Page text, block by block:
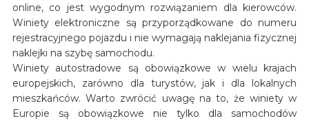
online, co jest wygodnym rozwiązaniem dla kierowców.
Winiety elektroniczne są przyporządkowane do numeru
rejestracyjnego pojazdu i nie wymagają naklejania fizycznej
naklejki na szybę samochodu.
Winiety autostradowe są obowiązkowe w wielu krajach
europejskich, zarówno dla turystów, jak i dla lokalnych
mieszkańców. Warto zwrócić uwagę na to, że winiety w
Europie są obowiązkowe nie tylko dla samochodów